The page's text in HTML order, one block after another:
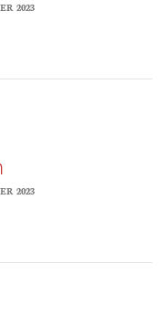
2023
2023